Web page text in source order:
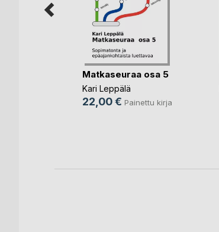
Matkaseuraa osa 5
Kari Leppälä
22,00 € Painettu kirja